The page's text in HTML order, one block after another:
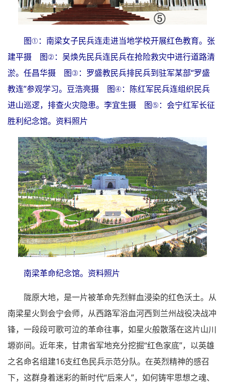
图①：南梁女子民兵连走进当地学校开展红色教育。张
建平摄 图②：吴焕先民兵连民兵在抢险救灾中进行道路清
淤。任昌华摄 图③：罗盛教民兵排民兵到驻军某部“罗盛
教连”参观学习。豆浩亮摄 图④：陈红军民兵连组织民兵
进山巡逻，排查火灾隐患。李宜生摄 图⑤：会宁红军长征
胜利纪念馆。资料照片
南梁革命纪念馆。资料照片
陇原大地，是一片被革命先烈鲜血浸染的红色沃土。从
南梁星火到会宁会师，从西路军浴血河西到兰州战役决战冲
锋，一段段可歌可泣的革命往事，如星火般散落在这片山川
塬峁间。近年来，甘肃省军地充分挖掘“红色家底”，以英雄
之名命名组建16支红色民兵示范分队。在英烈精神的感召
下，这群身着迷彩的新时代“后来人”，如何铸牢思想之魂、